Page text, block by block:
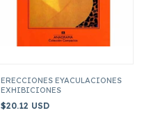
ERECCIONES EYACULACIONES
EXHIBICIONES
$20.12 USD